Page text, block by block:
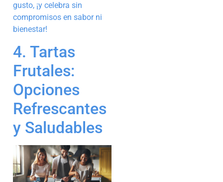
gusto, ¡y celebra sin
compromisos en sabor ni
bienestar!
4. Tartas
Frutales:
Opciones
Refrescantes
y Saludables